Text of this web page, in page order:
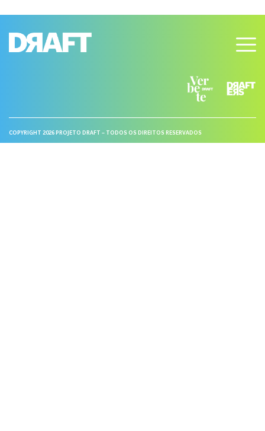
COPYRIGHT 2026 PROJETO DRAFT – TODOS OS DIREITOS RESERVADOS